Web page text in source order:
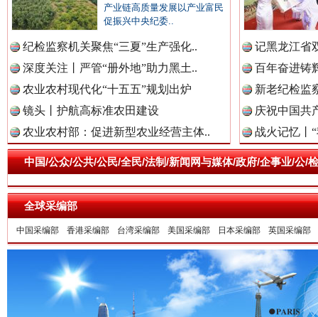
一枚“钉子”竟然扎入要害部门
产业链高质量发展以产业富民
促振兴中央纪委..
纪检监察机关聚焦“三夏”生产强化..
深度关注丨严管“册外地”助力黑土..
农业农村现代化“十五五”规划出炉
镜头丨护航高标准农田建设
农业农村部：促进新型农业经营主体..
记黑龙江省
百年奋进铸
新老纪检监
庆祝中国共
战火记忆丨
中国/公众/公共/公民/全民/法制/新闻网与媒体/政府/企事业/公/
全球采编部
中国采编部 香港采编部 台湾采编部 美国采编部 日本采编部 英国采编部